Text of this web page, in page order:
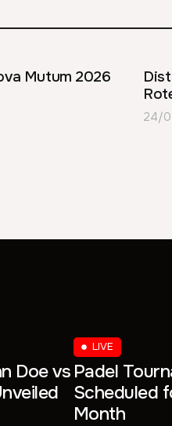
Mutum 2026
24/
Doe vs
LIVE
Padel
Scheduled
Month